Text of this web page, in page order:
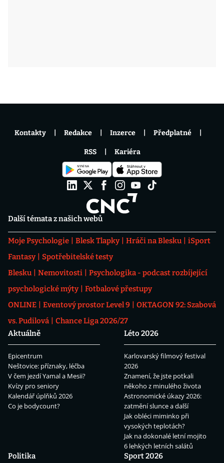
Další témata z našich webů
Moje Psychologie Blesk Tlapky Hráči na Blesku
iSport
Fantasy
Spotřebitelské testy
Blesku
Nemovitosti
Psychologika - podcast rozbíjející
psychologické mýty
Fotbalové přestupy
ONLINE
Eventový prostor Level 9
OKTAGON 92: Szabová
vs. Pudilová
Chance Liga 2026/27
Aktuálně
Epicentrum
Neštovice: příznaky, léčba
V čem jezdí Yamal a Mesii?
Kvízy pro seniory
Kalendář úplňků 2026
Co je bodycount?
Léto 2026
Karlovarský filmový festival
2026
Znamení, že jste potkali
někoho z minulého života
Astronomické úkazy 2026:
zatmění slunce a další
Jak obléci miminko při
vysokých teplotách?
Jak na dokonalé letní mojito
6 lehkých letních salátů
Politika
Sport 2026
Kontakty Redakce Inzerce Předplatné
RSS Kariéra